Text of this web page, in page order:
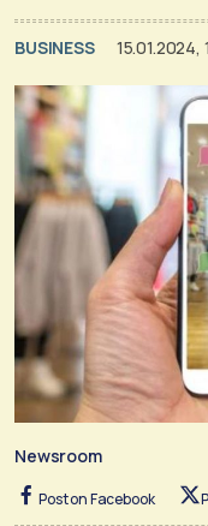
BUSINESS 15.01.2024,
Newsroom
Post on Facebook